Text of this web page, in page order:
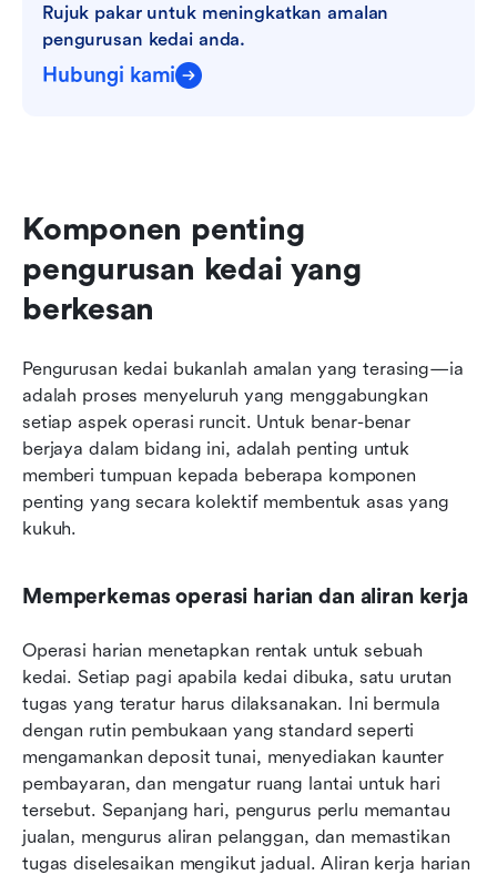
Rujuk pakar untuk meningkatkan amalan
pengurusan kedai anda.
Hubungi kami
Komponen penting
pengurusan kedai yang
berkesan
Pengurusan kedai bukanlah amalan yang terasing—ia
adalah proses menyeluruh yang menggabungkan
setiap aspek operasi runcit. Untuk benar-benar
berjaya dalam bidang ini, adalah penting untuk
memberi tumpuan kepada beberapa komponen
penting yang secara kolektif membentuk asas yang
kukuh.
Memperkemas operasi harian dan aliran kerja
Operasi harian menetapkan rentak untuk sebuah
kedai. Setiap pagi apabila kedai dibuka, satu urutan
tugas yang teratur harus dilaksanakan. Ini bermula
dengan rutin pembukaan yang standard seperti
mengamankan deposit tunai, menyediakan kaunter
pembayaran, dan mengatur ruang lantai untuk hari
tersebut. Sepanjang hari, pengurus perlu memantau
jualan, mengurus aliran pelanggan, dan memastikan
tugas diselesaikan mengikut jadual. Aliran kerja harian